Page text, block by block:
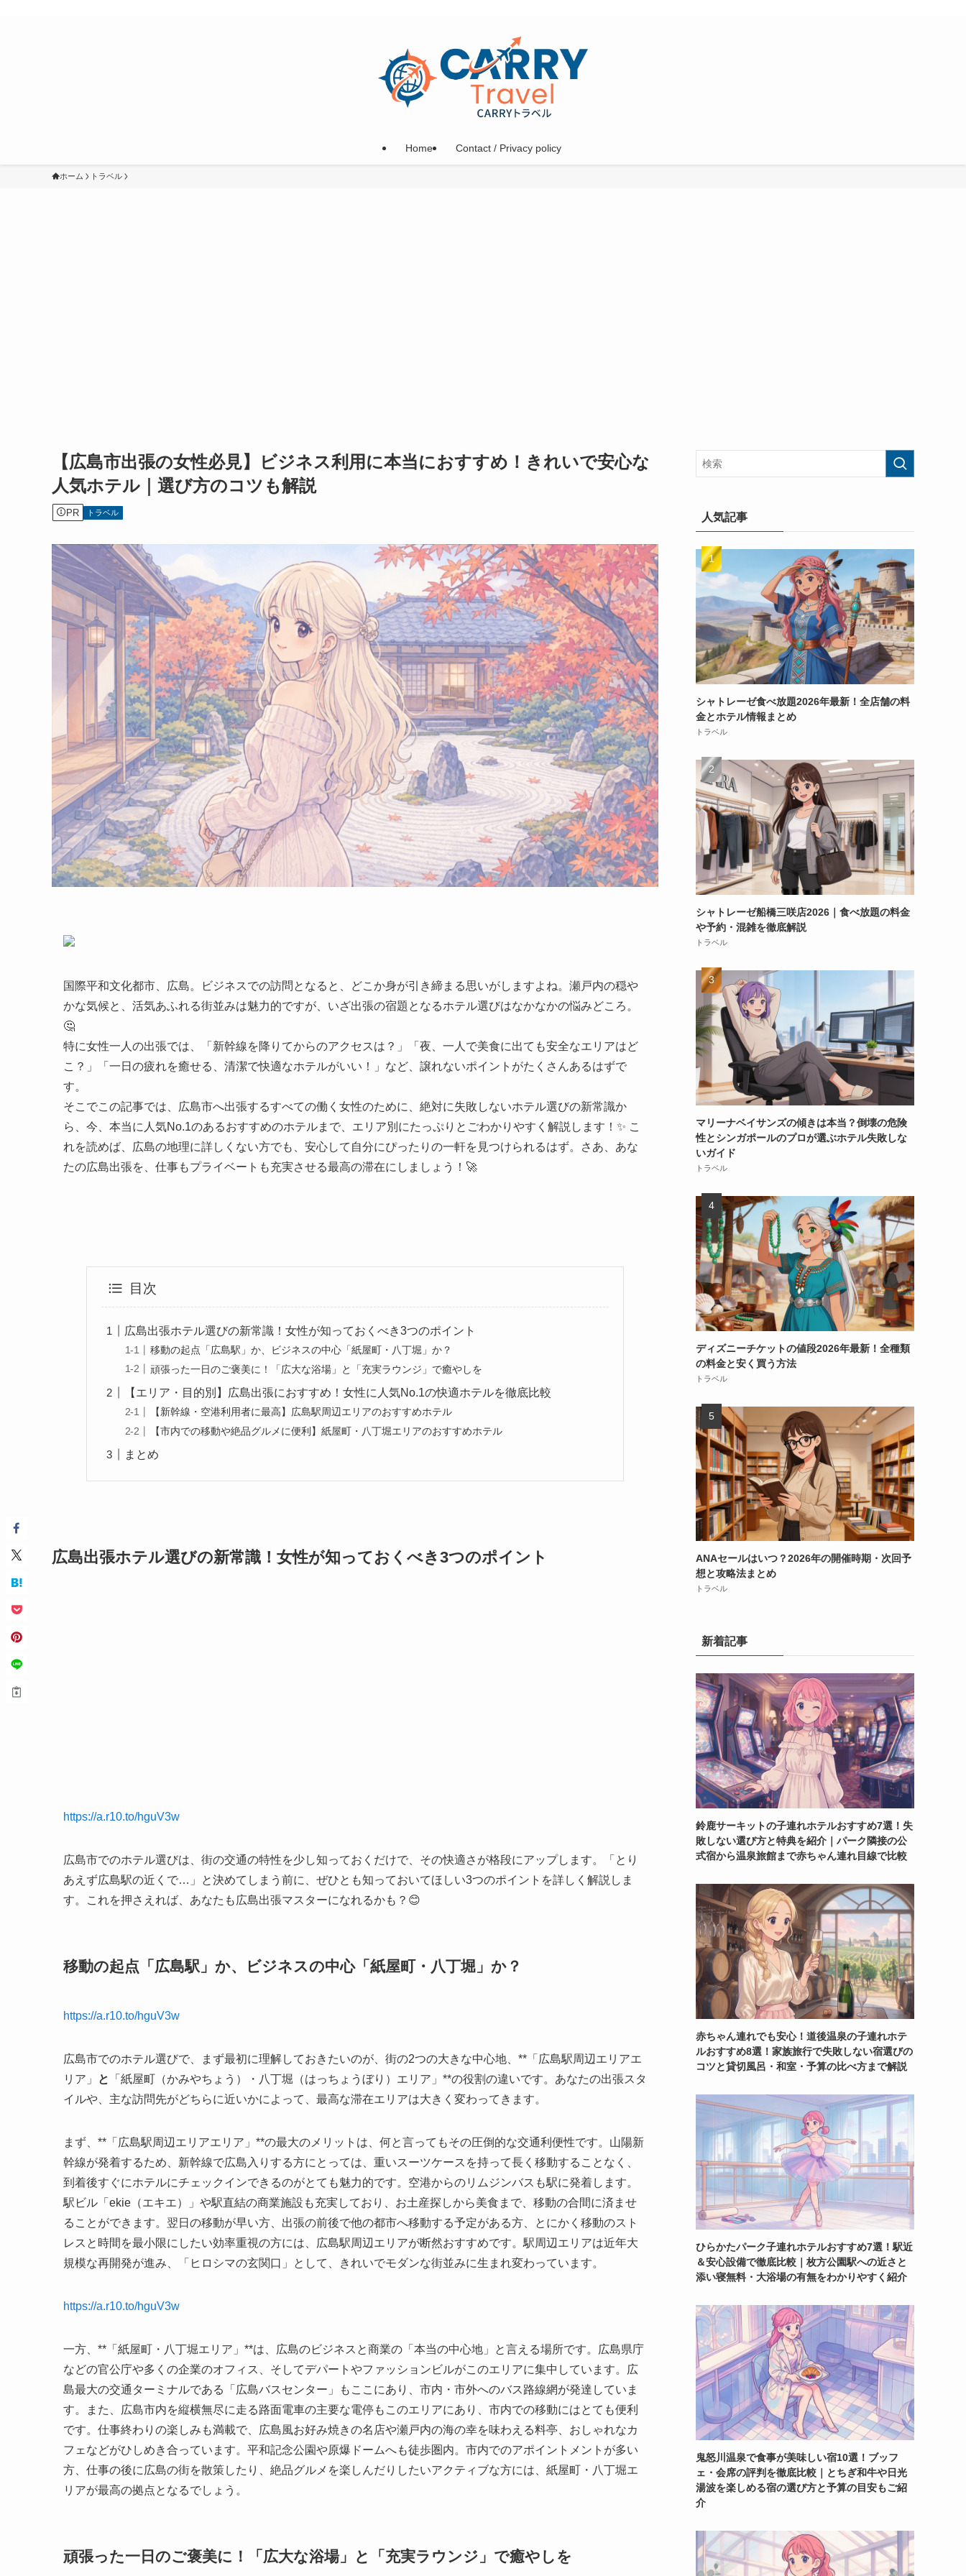
Home Contact / Privacy policy
ホーム トラベル
【広島市出張の女性必見】ビジネス利用に本当におすすめ！きれいで安心な
人気ホテル｜選び方のコツも解説
PR トラベル
国際平和文化都市、広島。ビジネスでの訪問となると、どこか身が引き締まる思いがしますよね。瀬戸内の穏や
かな気候と、活気あふれる街並みは魅力的ですが、いざ出張の宿題となるホテル選びはなかなかの悩みどころ。
🤔
特に女性一人の出張では、「新幹線を降りてからのアクセスは？」「夜、一人で美食に出ても安全なエリアはど
こ？」「一日の疲れを癒せる、清潔で快適なホテルがいい！」など、譲れないポイントがたくさんあるはずで
す。
そこでこの記事では、広島市へ出張するすべての働く女性のために、絶対に失敗しないホテル選びの新常識か
ら、今、本当に人気No.1のあるおすすめのホテルまで、エリア別にたっぷりとごわかりやすく解説します！✨ こ
れを読めば、広島の地理に詳しくない方でも、安心して自分にぴったりの一軒を見つけられるはず。さあ、あな
たの広島出張を、仕事もプライベートも充実させる最高の滞在にしましょう！🚀
目次
広島出張ホテル選びの新常識！女性が知っておくべき3つのポイント
移動の起点「広島駅」か、ビジネスの中心「紙屋町・八丁堀」か？
頑張った一日のご褒美に！「広大な浴場」と「充実ラウンジ」で癒やしを
【エリア・目的別】広島出張におすすめ！女性に人気No.1の快適ホテルを徹底比較
【新幹線・空港利用者に最高】広島駅周辺エリアのおすすめホテル
【市内での移動や絶品グルメに便利】紙屋町・八丁堀エリアのおすすめホテル
まとめ
広島出張ホテル選びの新常識！女性が知っておくべき3つのポイント
https://a.r10.to/hguV3w
広島市でのホテル選びは、街の交通の特性を少し知っておくだけで、その快適さが格段にアップします。「とり
あえず広島駅の近くで…」と決めてしまう前に、ぜひとも知っておいてほしい3つのポイントを詳しく解説しま
す。これを押さえれば、あなたも広島出張マスターになれるかも？😊
移動の起点「広島駅」か、ビジネスの中心「紙屋町・八丁堀」か？
https://a.r10.to/hguV3w
広島市でのホテル選びで、まず最初に理解しておきたいのが、街の2つの大きな中心地、**「広島駅周辺エリアエ
リア」
と
「紙屋町（かみやちょう）・八丁堀（はっちょうぼり）エリア」**の役割の違いです。あなたの出張スタ
イルや、主な訪問先がどちらに近いかによって、最高な滞在エリアは大きく変わってきます。
まず、**「広島駅周辺エリアエリア」**の最大のメリットは、何と言ってもその圧倒的な交通利便性です。山陽新
幹線が発着するため、新幹線で広島入りする方にとっては、重いスーツケースを持って長く移動することなく、
到着後すぐにホテルにチェックインできるのがとても魅力的です。空港からのリムジンバスも駅に発着します。
駅ビル「ekie（エキエ）」や駅直結の商業施設も充実しており、お土産探しから美食まで、移動の合間に済ませ
ることができます。翌日の移動が早い方、出張の前後で他の都市へ移動する予定がある方、とにかく移動のスト
レスと時間を最小限にしたい効率重視の方には、広島駅周辺エリアが断然おすすめです。駅周辺エリアは近年大
規模な再開発が進み、「ヒロシマの玄関口」として、きれいでモダンな街並みに生まれ変わっています。
https://a.r10.to/hguV3w
一方、**「紙屋町・八丁堀エリア」**は、広島のビジネスと商業の「本当の中心地」と言える場所です。広島県庁
などの官公庁や多くの企業のオフィス、そしてデパートやファッションビルがこのエリアに集中しています。広
島最大の交通ターミナルである「広島バスセンター」もここにあり、市内・市外へのバス路線網が発達していま
す。また、広島市内を縦横無尽に走る路面電車の主要な電停もこのエリアにあり、市内での移動にはとても便利
です。仕事終わりの楽しみも満載で、広島風お好み焼きの名店や瀬戸内の海の幸を味わえる料亭、おしゃれなカ
フェなどがひしめき合っています。平和記念公園や原爆ドームへも徒歩圏内。市内でのアポイントメントが多い
方、仕事の後に広島の街を散策したり、絶品グルメを楽しんだりしたいアクティブな方には、紙屋町・八丁堀エ
リアが最高の拠点となるでしょう。
頑張った一日のご褒美に！「広大な浴場」と「充実ラウンジ」で癒やしを
人気記事
シャトレーゼ食べ放題2026年最新！全店舗の料
金とホテル情報まとめ
トラベル
シャトレーゼ船橋三咲店2026｜食べ放題の料金
や予約・混雑を徹底解説
トラベル
マリーナベイサンズの傾きは本当？倒壊の危険
性とシンガポールのプロが選ぶホテル失敗しな
いガイド
トラベル
ディズニーチケットの値段2026年最新！全種類
の料金と安く買う方法
トラベル
ANAセールはいつ？2026年の開催時期・次回予
想と攻略法まとめ
トラベル
新着記事
鈴鹿サーキットの子連れホテルおすすめ7選！失
敗しない選び方と特典を紹介｜パーク隣接の公
式宿から温泉旅館まで赤ちゃん連れ目線で比較
赤ちゃん連れでも安心！道後温泉の子連れホテ
ルおすすめ8選！家族旅行で失敗しない宿選びの
コツと貸切風呂・和室・予算の比べ方まで解説
ひらかたパーク子連れホテルおすすめ7選！駅近
＆安心設備で徹底比較｜枚方公園駅への近さと
添い寝無料・大浴場の有無をわかりやすく紹介
鬼怒川温泉で食事が美味しい宿10選！ブッフ
ェ・会席の評判を徹底比較｜とちぎ和牛や日光
湯波を楽しめる宿の選び方と予算の目安もご紹
介